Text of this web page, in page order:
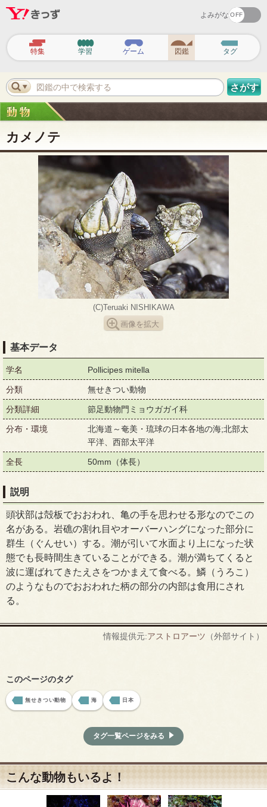
よみがな
ビ
ゲ
ー
シ
ョ
ン
特集 学習 ゲーム 図鑑 タグ
図鑑の中で検索する さがす
カメノテ
(C)Teruaki NISHIKAWA
画像を拡大
基本データ
学名 Pollicipes mitella
分類 無せきつい動物
分類詳細 節足動物門ミョウガガイ科
分布・環境
北海道～奄美・琉球の日本各地の海;北部太
平洋、西部太平洋
全長 50mm（体長）
説明
頭状部は殻板でおおわれ、亀の手を思わせる形なのでこの
名がある。岩礁の割れ目やオーバーハングになった部分に
群生（ぐんせい）する。潮が引いて水面より上になった状
態でも長時間生きていることができる。潮が満ちてくると
波に運ばれてきたえさをつかまえて食べる。鱗（うろこ）
のようなものでおおわれた柄の部分の内部は食用にされ
る。
情報提供元:アストロアーツ （外部サイト）
このページのタグ
無せきつい動物 海 日本
タグ一覧ページをみる
こんな動物もいるよ！